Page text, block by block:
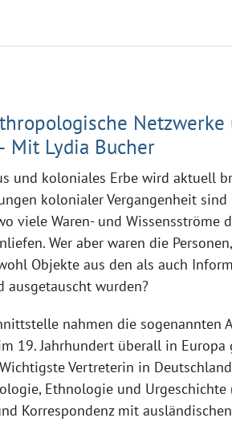
Mit Lydia Bucher
und koloniales Erbe wird aktuell
kolonialer Vergangenheit sind
viele Waren- und Wissensströme
Wer aber waren die
Objekte aus den als auch
ausgetauscht wurden?
nahmen die sogenannten
19. Jahrhundert überall in Europa
Vertreterin in
Ethnologie und Urgeschichte
Korrespondenz mit